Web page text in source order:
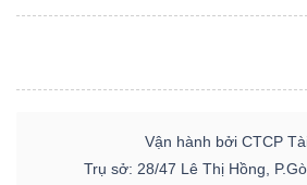
Vận hành bởi CTCP
Trụ sở: 28/47 Lê Thị Hồng,